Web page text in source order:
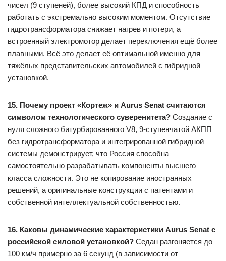
чисел (9 ступеней), более высокий КПД и способность
работать с экстремально высоким моментом. Отсутствие
гидротрансформатора снижает нагрев и потери, а
встроенный электромотор делает переключения ещё более
плавными. Всё это делает её оптимальной именно для
тяжёлых представительских автомобилей с гибридной
установкой.
15. Почему проект «Кортеж» и Aurus Senat считаются
символом технологического суверенитета? Создание с
нуля сложного битурбированного V8, 9-ступенчатой АКПП
без гидротрансформатора и интегрированной гибридной
системы демонстрирует, что Россия способна
самостоятельно разрабатывать компоненты высшего
класса сложности. Это не копирование иностранных
решений, а оригинальные конструкции с патентами и
собственной интеллектуальной собственностью.
16. Каковы динамические характеристики Aurus Senat с
российской силовой установкой? Седан разгоняется до
100 км/ч примерно за 6 секунд (в зависимости от